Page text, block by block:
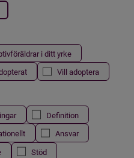
i ditt yrke
Vill adoptera
Definition
Ansvar
Stöd